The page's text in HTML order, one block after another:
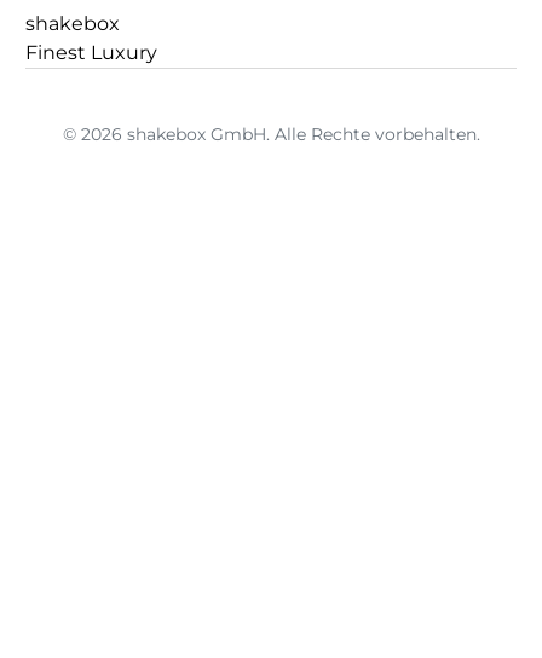
shakebox
Finest Luxury
© 2026 shakebox GmbH. Alle Rechte vorbehalten.